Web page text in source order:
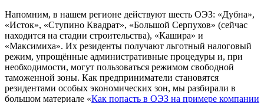
Напомним, в нашем регионе действуют шесть ОЭЗ: «Дубна»,
«Исток», «Ступино Квадрат», «Большой Серпухов» (сейчас
находится на стадии строительства), «Кашира» и
«Максимиха». Их резиденты получают льготный налоговый
режим, упрощённые административные процедуры и, при
необходимости, могут пользоваться режимом свободной
таможенной зоны. Как предприниматели становятся
резидентами особых экономических зон, мы разбирали в
большом материале «Как попасть в ОЭЗ на примере компании